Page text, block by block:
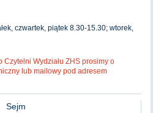
czwartek, piątek 8.30-15.30; wtorek,
Wydziału ZHS prosimy o
lub mailowy pod adresem
Sejm